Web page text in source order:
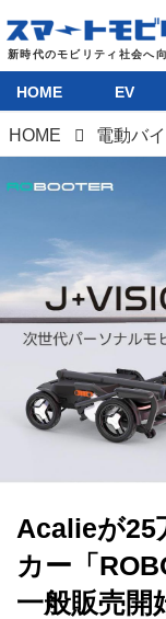
HOME EV
HOME 電動バ
Acalieが25
カー「
一般販売開